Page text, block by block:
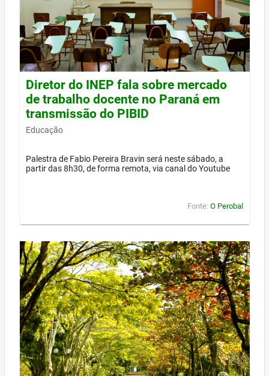
Diretor do INEP fala sobre mercado
de trabalho docente no Paraná em
transmissão do PIBID
Educação
Palestra de Fabio Pereira Bravin será neste sábado, a
partir das 8h30, de forma remota, via canal do Youtube
Fonte: O Perobal